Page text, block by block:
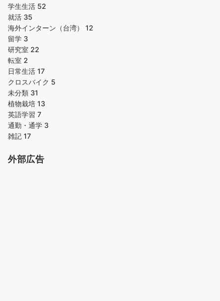
学生生活 52
就活 35
海外インターン（台湾） 12
留学 3
研究室 22
転室 2
日常生活 17
クロスバイク 5
未分類 31
植物栽培 13
英語学習 7
通勤・通学 3
雑記 17
外部広告